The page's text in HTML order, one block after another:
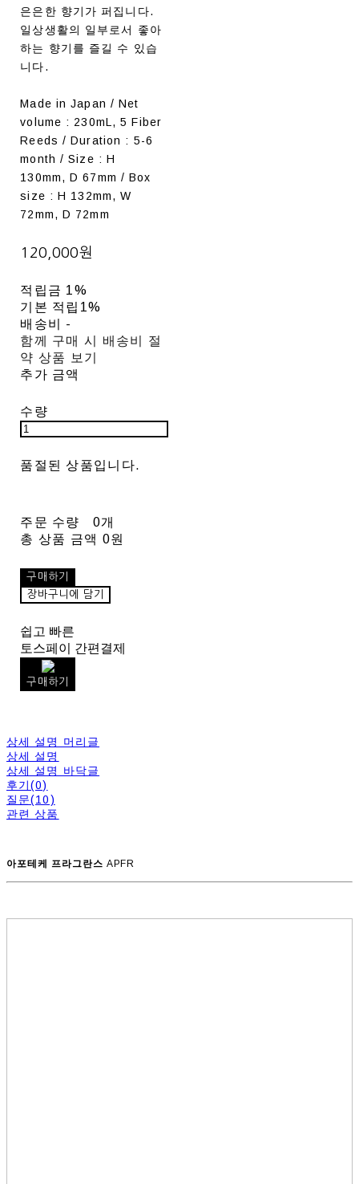
은은한 향기가 퍼집니다.
일상생활의 일부로서 좋아
하는 향기를 즐길 수 있습
니다.
Made in Japan / Net
volume : 230mL, 5 Fiber
Reeds / Duration : 5-6
month / Size : H
130mm, D 67mm / Box
size : H 132mm, W
72mm, D 72mm
120,000원
적립금 1%
기본 적립 1%
배송비 -
함께 구매 시 배송비 절
약 상품 보기
추가 금액
수량
품절된 상품입니다.
주문 수량
0개
총 상품 금액 0원
구매하기
장바구니에 담기
쉽고 빠른
토스페이 간편결제
구매하기
상세 설명 머리글
상세 설명
상세 설명 바닥글
후기(0)
질문(10)
관련 상품
아포테케 프라그란스 APFR